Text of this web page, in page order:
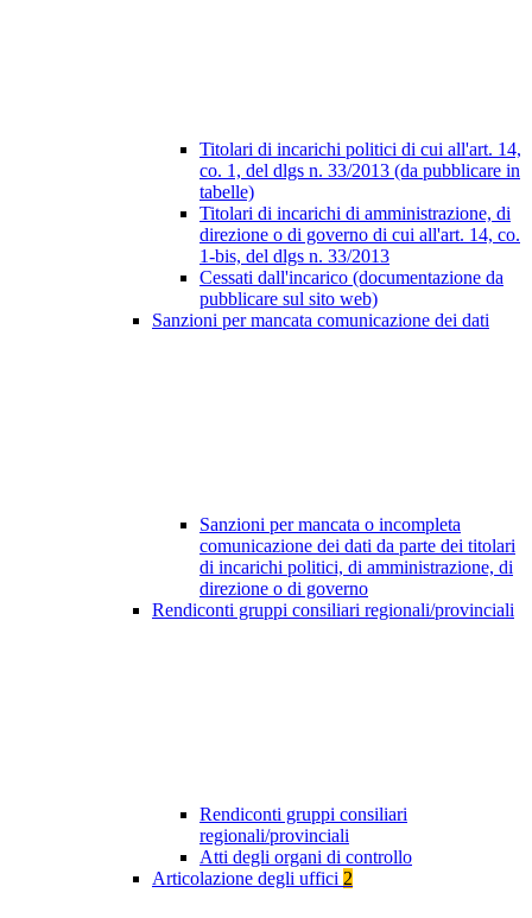
Titolari di incarichi politici di cui all'art. 14,
co. 1, del dlgs n. 33/2013 (da pubblicare in
tabelle)
Titolari di incarichi di amministrazione, di
direzione o di governo di cui all'art. 14, co.
1-bis, del dlgs n. 33/2013
Cessati dall'incarico (documentazione da
pubblicare sul sito web)
Sanzioni per mancata comunicazione dei dati
Sanzioni per mancata o incompleta
comunicazione dei dati da parte dei titolari
di incarichi politici, di amministrazione, di
direzione o di governo
Rendiconti gruppi consiliari regionali/provinciali
Rendiconti gruppi consiliari
regionali/provinciali
Atti degli organi di controllo
Articolazione degli uffici 2